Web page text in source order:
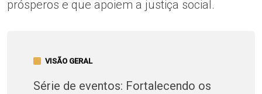
prósperos e que apoiem a justiça social.
VISÃO GERAL
Série de eventos: Fortalecendo os